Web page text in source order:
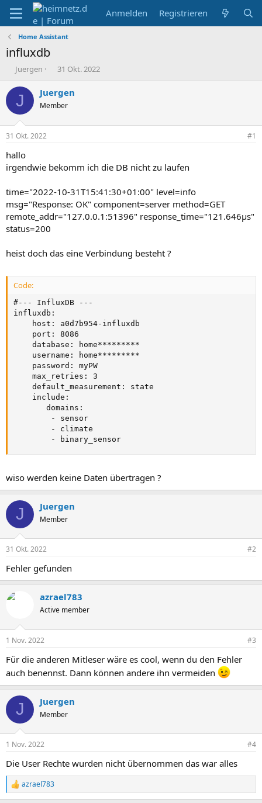
Anmelden Registrieren
Home Assistant
influxdb
E
s
e
r
Juergen
E
s
t
e
t
m
31 Okt. 2022
J Juergen
Member
31 Okt. 2022 #1
hallo
irgendwie bekomm ich die DB nicht zu laufen
time="2022-10-31T15:41:30+01:00" level=info
msg="Response: OK" component=server method=GET
remote_addr="127.0.0.1:51396" response_time="121.646µs"
status=200
heist doch das eine Verbindung besteht ?
Code:
#--- InfluxDB ---
influxdb:
    host: a0d7b954-influxdb
    port: 8086
    database: home*********
    username: home*********
    password: myPW
    max_retries: 3
    default_measurement: state
    include:
       domains:
        - sensor
        - climate
        - binary_sensor
wiso werden keine Daten übertragen ?
J Juergen
Member
31 Okt. 2022 #2
Fehler gefunden
azrael783
Active member
1 Nov. 2022 #3
Für die anderen Mitleser wäre es cool, wenn du den Fehler
auch benennst. Dann können andere ihn vermeiden
J Juergen
Member
1 Nov. 2022 #4
Die User Rechte wurden nicht übernommen das war alles
R
e
azrael783